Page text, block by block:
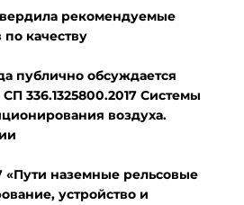
рекомендуемые
качеству
публично обсуждается
336.1325800.2017 Системы
воздуха.
«Пути наземные рельсовые
устройство и